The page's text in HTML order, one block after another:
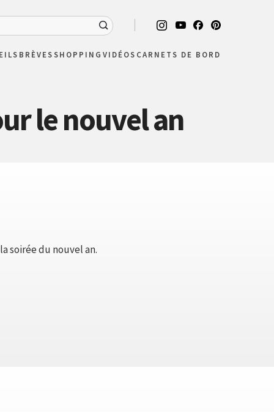
BRÈVESSHOPPING VIDÉOS CARNETS DE BORD
le nouvel an
soirée du nouvel an.